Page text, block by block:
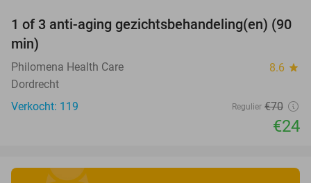
66%
1 of 3 anti-aging gezichtsbehandeling(en) (90
min)
Philomena Health Care 8.6 star
Dordrecht
Verkocht: 119
Regulier €70
€24